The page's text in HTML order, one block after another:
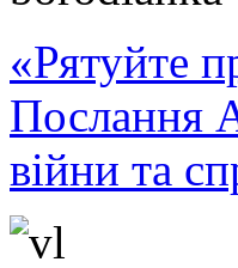
«Рятуйте
Послання
війни та